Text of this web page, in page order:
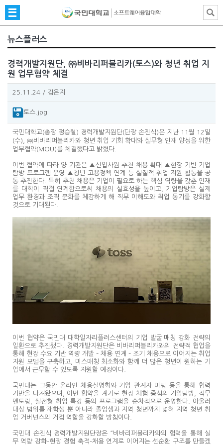
뉴스플러스
경력개발지원단, ㈜비바리퍼블리카(토스)와 청년 취업 지
원 업무협약 체결
25.11.24 / 김은지
토스.jpg
국민대학교(총장 정승렬) 경력개발지원단(단장 손진식)은 지난 11월 12일
(수), ㈜비바리퍼블리카와 청년 취업 기회 확대와 실무형 인재 양성을 위한
업무협약(MOU)를 체결했다고 밝혔다.
이번 협약에 따라 양 기관은 ▲신입사원 추천 채용 확대 ▲현장 기반 기업
탐방 프로그램 운영 ▲청년 고용정책 연계 등 실질적 취업 지원 활동을 공
동 추진한다. 특히 추천 채용은 기업이 필요로 하는 핵심 역량을 갖춘 인재
를 대학이 직접 연계함으로써 채용의 실효성을 높이고, 기업탐방은 실제
업무 환경과 조직 문화를 체감하게 해 직무 이해도와 취업 동기를 강화할
것으로 기대된다.
이번 협약은 국민대 대학일자리플러스센터의 기업 발굴·매칭 강화 전략의
일환으로 추진됐다. 경력개발지원단은 비바리퍼블리카와의 전략적 협업을
통해 현장 수요 기반 역량 개발 – 채용 연계 – 조기 채용으로 이어지는 취업
지원 모델을 구축하고, 미스매칭 최소화와 함께 더 많은 청년이 원하는 기
업에서 근무할 수 있도록 지원할 예정이다.
국민대는 그동안 온라인 채용설명회와 기업 관계자 미팅 등을 통해 협력
기반을 다져왔으며, 이번 협약을 계기로 현장 체험 중심의 기업탐방, 직무
멘토링, 실전형 취업 특강 등의 프로그램을 순차적으로 운영한다. 아울러
대상 범위를 재학생 뿐 아니라 졸업생과 지역 청년까지 넓혀 지역 청년 취
업 거버넌스의 거점 역할을 강화할 방침이다.
국민대 손진식 경력개발지원단장은 “비바리퍼블리카와의 협력을 통해 실
무 역량 강화–현장 경험 축적–채용 연계로 이어지는 선순환 구조를 만들겠